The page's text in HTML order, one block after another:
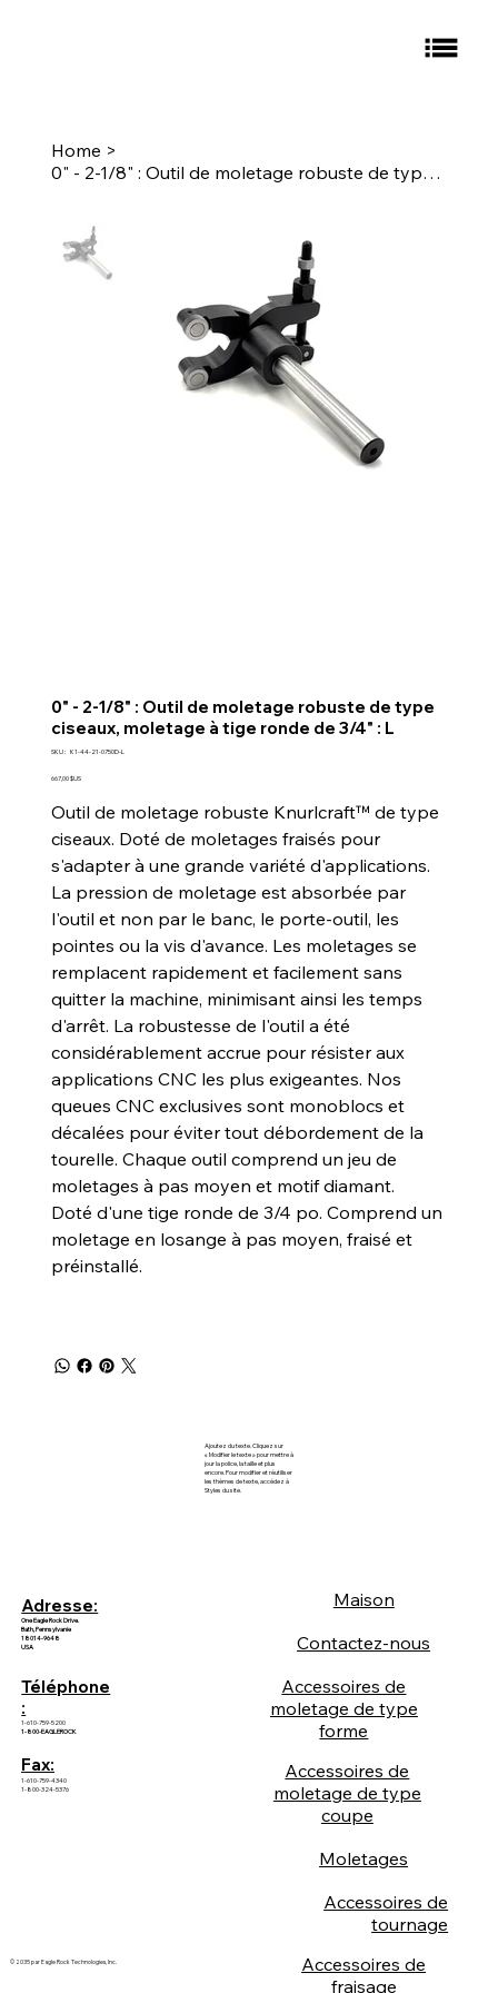
Home >
0" - 2-1/8" : Outil de moletage robuste de type ciseaux, moletage à tige ronde de 3/4" : L
0" - 2-1/8" : Outil de moletage robuste de type
ciseaux, moletage à tige ronde de 3/4" : L
SKU : SKU
44-
L
K1-44-21-0750D-L
Prix
667,00 $US
Outil de moletage robuste Knurlcraft™ de type
ciseaux. Doté de moletages fraisés pour
s'adapter à une grande variété d'applications.
La pression de moletage est absorbée par
l'outil et non par le banc, le porte-outil, les
pointes ou la vis d'avance. Les moletages se
remplacent rapidement et facilement sans
quitter la machine, minimisant ainsi les temps
d'arrêt. La robustesse de l'outil a été
considérablement accrue pour résister aux
applications CNC les plus exigeantes. Nos
queues CNC exclusives sont monoblocs et
décalées pour éviter tout débordement de la
tourelle. Chaque outil comprend un jeu de
moletages à pas moyen et motif diamant.
Doté d'une tige ronde de 3/4 po. Comprend un
moletage en losange à pas moyen, fraisé et
préinstallé.
Ajoutez du texte. Cliquez sur
« Modifier le texte » pour mettre à
jour la police, la taille et plus
encore. Pour modifier et réutiliser
les thèmes de texte, accédez à
Styles du site.
Adresse:
One Eagle Rock Drive.
Bath, Pennsylvanie
18014-9648
USA
Téléphone
:
1-610-759-5200
1-800-EAGLEROCK
Fax:
1-610-759-4340
1-800-324-5376
© 2035 par Eagle Rock Technologies, Inc.
Maison
Contactez-nous
Accessoires de
moletage de type
forme
Accessoires de
moletage de type
coupe
Moletages
Accessoires de
tournage
Accessoires de
fraisage